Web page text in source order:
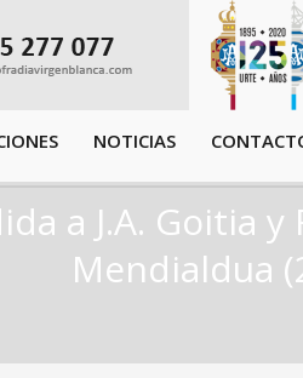
NOTICIAS
a J.A. Goitia y
Mendialdua